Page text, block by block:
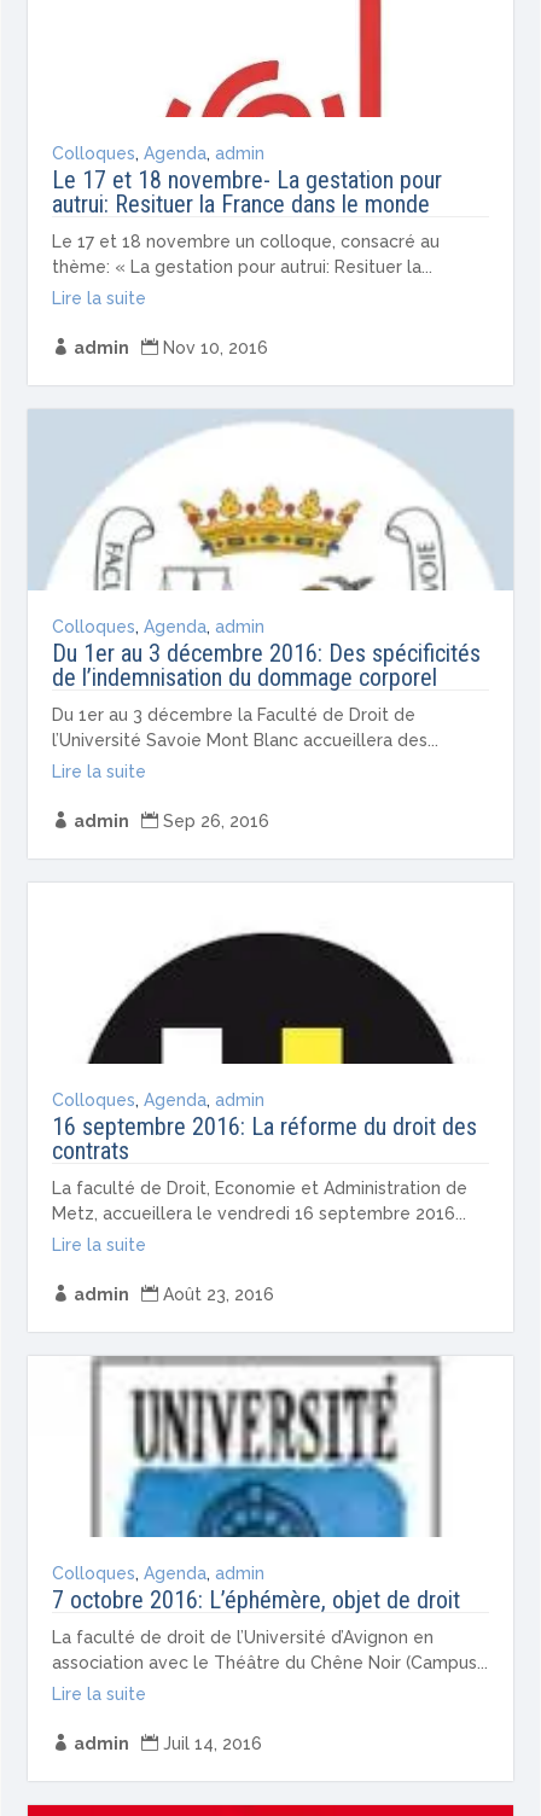
Colloques,Agenda,admin
Le 17 et 18 novembre- La gestation pour
autrui: Resituer la France dans le monde
Le 17 et 18 novembre un colloque, consacré au
thème: « La gestation pour autrui: Resituer la...
Lire la suite
 admin  Nov 10, 2016
Colloques,Agenda,admin
Du 1er au 3 décembre 2016: Des spécificités
de l’indemnisation du dommage corporel
Du 1er au 3 décembre la Faculté de Droit de
l’Université Savoie Mont Blanc accueillera des...
Lire la suite
 admin  Sep 26, 2016
Colloques,Agenda,admin
16 septembre 2016: La réforme du droit des
contrats
La faculté de Droit, Economie et Administration de
Metz, accueillera le vendredi 16 septembre 2016...
Lire la suite
 admin  Août 23, 2016
Colloques,Agenda,admin
7 octobre 2016: L’éphémère, objet de droit
La faculté de droit de l’Université d’Avignon en
association avec le Théâtre du Chêne Noir (Campus...
Lire la suite
 admin  Juil 14, 2016